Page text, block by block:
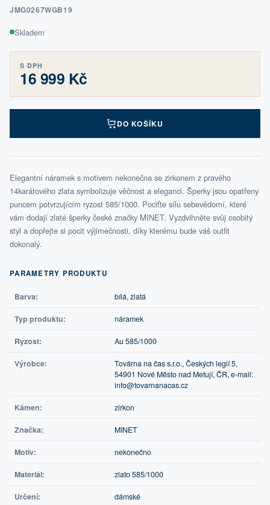
JMG0267WGB19
Skladem
S DPH
16 999 Kč
DO KOŠÍKU
Elegantní náramek s motivem nekonečna se zirkonem z pravého
14karátového zlata symbolizuje věčnost a eleganci. Šperky jsou opatřeny
puncem potvrzujícím ryzost 585/1000. Pociťte sílu sebevědomí, které
vám dodají zlaté šperky české značky MINET. Vyzdvihněte svůj osobitý
styl a dopřejte si pocit výjimečnosti, díky kterému bude váš outfit
dokonalý.
PARAMETRY PRODUKTU
Barva: bílá, zlatá
Typ produktu: náramek
Ryzost: Au 585/1000
Výrobce:
Továrna na čas s.r.o., Českých legií 5,
54901 Nové Město nad Metují, ČR, e-mail:
info@tovarnanacas.cz
Kámen: zirkon
Značka: MINET
Motiv: nekonečno
Materiál: zlato 585/1000
Určení: dámské